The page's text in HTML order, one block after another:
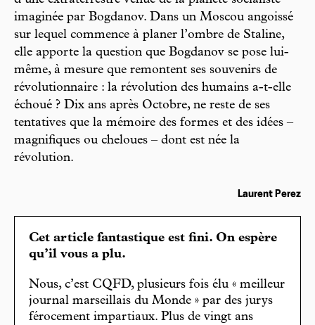
imaginée par Bogdanov. Dans un Moscou angoissé
sur lequel commence à planer l’ombre de Staline,
elle apporte la question que Bogdanov se pose lui-
même, à mesure que remontent ses souvenirs de
révolutionnaire : la révolution des humains a-t-elle
échoué ? Dix ans après Octobre, ne reste de ses
tentatives que la mémoire des formes et des idées –
magnifiques ou cheloues – dont est née la
révolution.
Laurent Perez
Cet article fantastique est fini. On espère
qu’il vous a plu.
Nous, c’est CQFD, plusieurs fois élu « meilleur
journal marseillais du Monde » par des jurys
férocement impartiaux. Plus de vingt ans